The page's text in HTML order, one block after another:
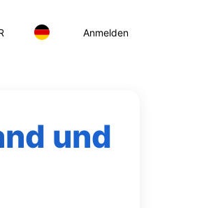
Anmelden
und